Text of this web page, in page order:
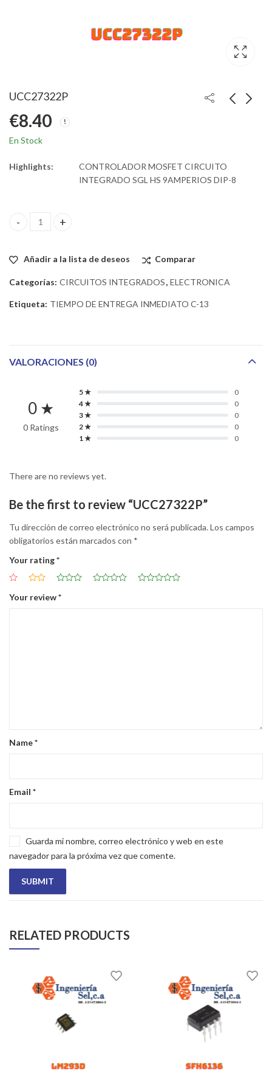
UCC27322P
€8.40
En Stock
Highlights:
CONTROLADOR MOSFET CIRCUITO
INTEGRADO SGL HS 9AMPERIOS DIP-8
UCC27322P quantity
Añadir a la lista de deseos Comparar
Categorías: CIRCUITOS INTEGRADOS, ELECTRONICA
Etiqueta: TIEMPO DE ENTREGA INMEDIATO C-13
VALORACIONES (0)
0 ★
0 Ratings
5 ★
0
4 ★
0
3 ★
0
2 ★
0
1 ★
0
There are no reviews yet.
Be the first to review “UCC27322P”
Tu dirección de correo electrónico no será publicada.Los campos
obligatorios están marcados con *
Your rating*
Your review*
Name*
Email *
Guarda mi nombre, correo electrónico y web en este
navegador para la próxima vez que comente.
RELATED PRODUCTS